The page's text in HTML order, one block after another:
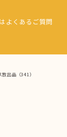
よくあるご質問
放出品（341）